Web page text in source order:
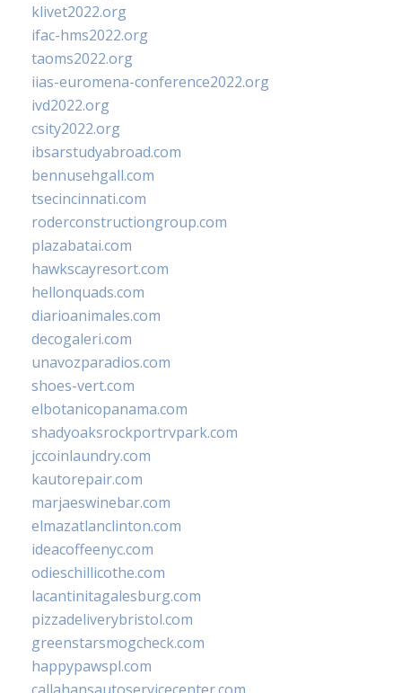
klivet2022.org
ifac-hms2022.org
taoms2022.org
iias-euromena-conference2022.org
ivd2022.org
csity2022.org
ibsarstudyabroad.com
bennusehgall.com
tsecincinnati.com
roderconstructiongroup.com
plazabatai.com
hawkscayresort.com
hellonquads.com
diarioanimales.com
decogaleri.com
unavozparadios.com
shoes-vert.com
elbotanicopanama.com
shadyoaksrockportrvpark.com
jccoinlaundry.com
kautorepair.com
marjaeswinebar.com
elmazatlanclinton.com
ideacoffeenyc.com
odieschillicothe.com
lacantinitagalesburg.com
pizzadeliverybristol.com
greenstarsmogcheck.com
happypawspl.com